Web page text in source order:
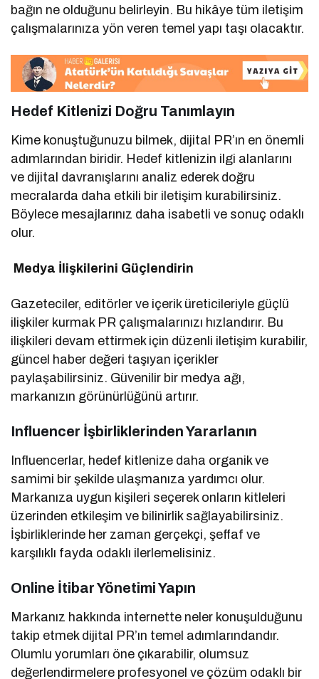
bağın ne olduğunu belirleyin. Bu hikâye tüm iletişim
çalışmalarınıza yön veren temel yapı taşı olacaktır.
Hedef Kitlenizi Doğru Tanımlayın
Kime konuştuğunuzu bilmek, dijital PR’ın en önemli
adımlarından biridir. Hedef kitlenizin ilgi alanlarını
ve dijital davranışlarını analiz ederek doğru
mecralarda daha etkili bir iletişim kurabilirsiniz.
Böylece mesajlarınız daha isabetli ve sonuç odaklı
olur.
Medya İlişkilerini Güçlendirin
Gazeteciler, editörler ve içerik üreticileriyle güçlü
ilişkiler kurmak PR çalışmalarınızı hızlandırır. Bu
ilişkileri devam ettirmek için düzenli iletişim kurabilir,
güncel haber değeri taşıyan içerikler
paylaşabilirsiniz. Güvenilir bir medya ağı,
markanızın görünürlüğünü artırır.
Influencer İşbirliklerinden Yararlanın
Influencerlar, hedef kitlenize daha organik ve
samimi bir şekilde ulaşmanıza yardımcı olur.
Markanıza uygun kişileri seçerek onların kitleleri
üzerinden etkileşim ve bilinirlik sağlayabilirsiniz.
İşbirliklerinde her zaman gerçekçi, şeffaf ve
karşılıklı fayda odaklı ilerlemelisiniz.
Online İtibar Yönetimi Yapın
Markanız hakkında internette neler konuşulduğunu
takip etmek dijital PR’ın temel adımlarındandır.
Olumlu yorumları öne çıkarabilir, olumsuz
değerlendirmelere profesyonel ve çözüm odaklı bir